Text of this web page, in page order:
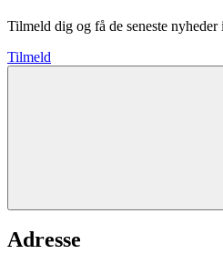
Tilmeld dig og få de seneste
Tilmeld
Adresse